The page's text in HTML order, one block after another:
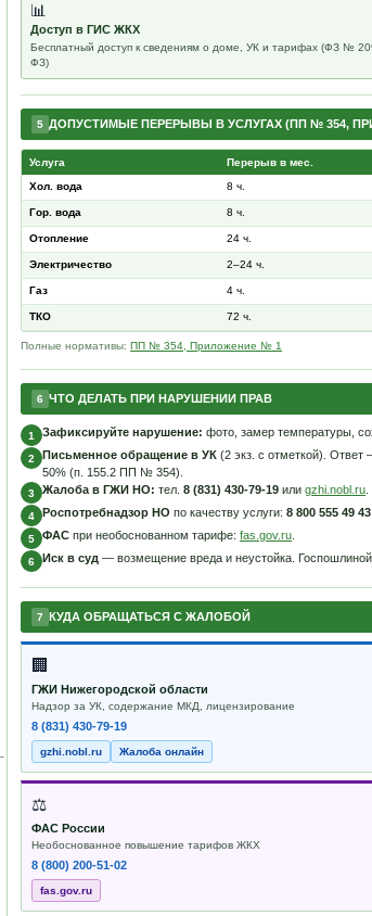
📊
Доступ в ГИС ЖКХ
Бесплатный доступ к сведениям о доме, УК и тарифах (ФЗ №
ФЗ)
5 ДОПУСТИМЫЕ ПЕРЕРЫВЫ В УСЛУГАХ (ПП № 354,
Услуга Перерыв в мес.
Хол. вода
8 ч.
Гор. вода 8 ч.
Отопление 24 ч.
Электричество 2–24 ч.
Газ 4 ч.
ТКО 72 ч.
Полные нормативы: ПП № 354, Приложение № 1
6 ЧТО ДЕЛАТЬ ПРИ НАРУШЕНИИ ПРАВ
1 Зафиксируйте нарушение: фото, замер температуры,
2 Письменное обращение в УК (2 экз. с отметкой).
50% (п. 155.2 ПП № 354).
3 Жалоба в ГЖИ НО: тел. 8 (831) 430-79-19 или gzhi.nobl.ru
4 Роспотребнадзор НО по качеству услуги: 8 800 555 49 43
5 ФАС при необоснованном тарифе: fas.gov.ru
6 Иск в суд — возмещение вреда и неустойка.
7 КУДА ОБРАЩАТЬСЯ С ЖАЛОБОЙ
🏢
ГЖИ Нижегородской области
Надзор за УК, содержание МКД, лицензирование
8 (831) 430-79-19
gzhi.nobl.ru Жалоба онлайн
⚖
ФАС России
Необоснованное повышение тарифов ЖКХ
8 (800) 200-51-02
fas.gov.ru